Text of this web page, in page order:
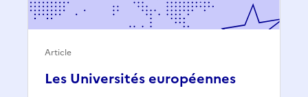
Les Universités européennes
Article